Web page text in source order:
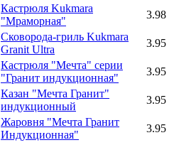
Кастрюля Kukmara
"Мраморная"
3.98
Сковорода-гриль Kukmara
Granit Ultra
3.95
Кастрюля "Мечта" серии
"Гранит индукционная"
3.95
Казан "Мечта Гранит"
индукционный
3.95
Жаровня "Мечта Гранит
Индукционная"
3.95